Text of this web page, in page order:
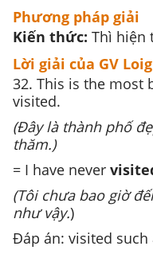
Phương pháp giải
Kiến thức: Thì hiện
Lời giải của GV
32. This is the most
visited.
(Đây là thành phố
thăm.)
= I have never
(Tôi chưa bao giờ
như vậy.)
Đáp án: visited